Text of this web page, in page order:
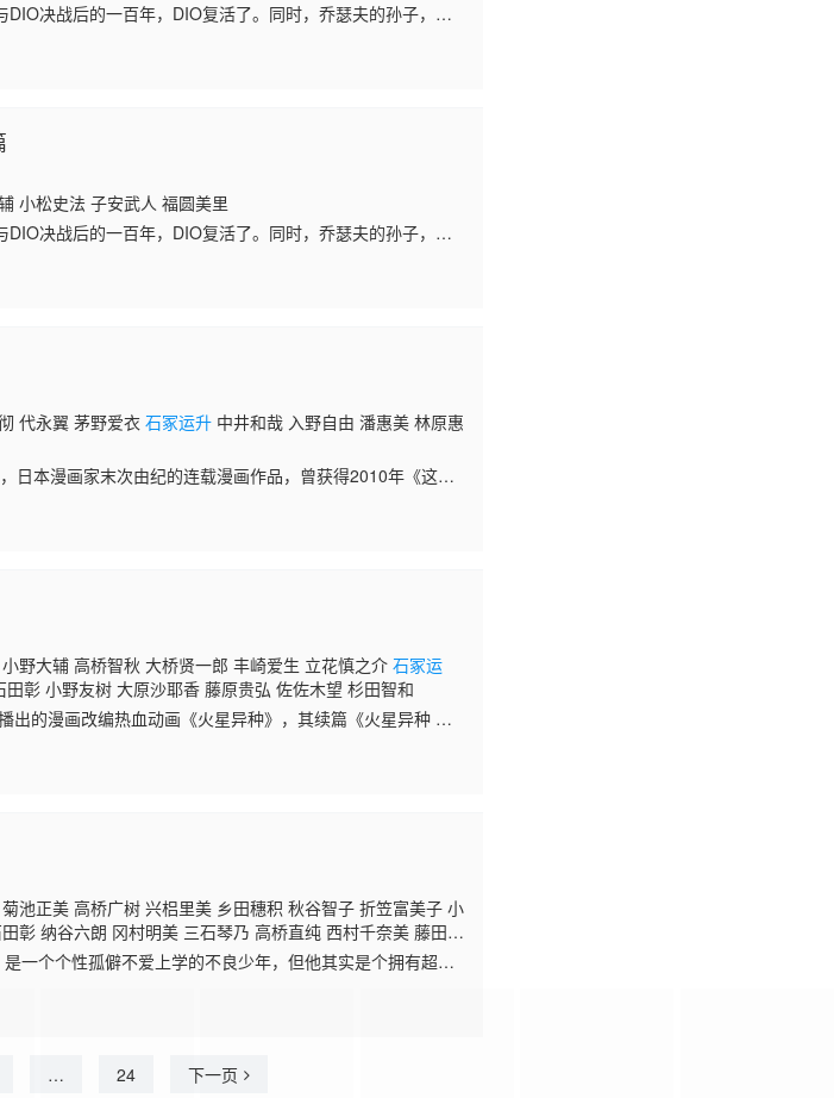
决战后的一百年，DIO复活了。同时，乔瑟夫的孙子，空
的复活影响了没有替身抵抗能力的母亲，陷入病危情况；为
小松史法 子安武人 福圆美里
决战后的一百年，DIO复活了。同时，乔瑟夫的孙子，空
的复活影响了没有替身抵抗能力的母亲，陷入病危情况；为
代永翼 茅野爱衣石冢运升 中井和哉 入野自由 潘惠美 林原惠
日本漫画家末次由纪的连载漫画作品，曾获得2010年《这本
播出动画作品，全25话。 2012年6月13日宣布第二季动画
野大辅 高桥智秋 大桥贤一郎 丰崎爱生 立花慎之介石冢运
彰 小野友树 大原沙耶香 藤原贵弘 佐佐木望 杉田智和
出的漫画改编热血动画《火星异种》，其续篇《火星异种 复
改编不尽人意，二期的监督、人设、音乐等STAFF阵容都
池正美 高桥广树 兴梠里美 乡田穗积 秋谷智子 折笠富美子 小
彰 纳谷六朗 冈村明美 三石琴乃 高桥直纯 西村千奈美 藤田淑
高乃丽 绿川光 桑岛法子 今井由香
石冢运升高木涉 田中一
子 宍户留美 园部启一 诹访部顺一 金井美香 关俊彦 铃木晶
和惠 神谷浩史 小野大辅 御园行洋
一个个性孤僻不爱上学的不良少年，但他其实是个拥有超高
找到了清麿，男孩告诉清麿自己叫卡修（大谷育江 配音），
… 24 下一页